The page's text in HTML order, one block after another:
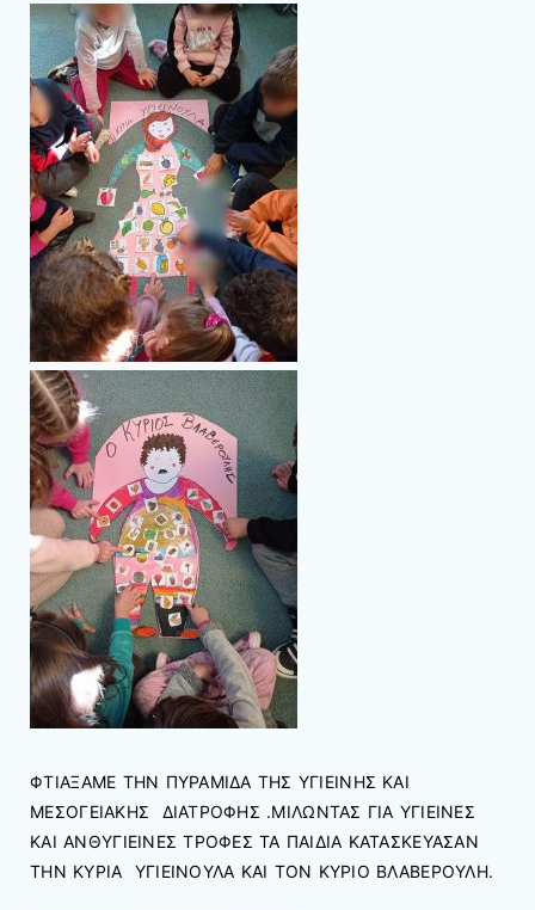
ΦΤΙΑΞΑΜΕ ΤΗΝ ΠΥΡΑΜΙΔΑ ΤΗΣ ΥΓΙΕΙΝΗΣ ΚΑΙ
ΜΕΣΟΓΕΙΑΚΗΣ ΔΙΑΤΡΟΦΗΣ .ΜΙΛΩΝΤΑΣ ΓΙΑ ΥΓΙΕΙΝΕΣ
ΚΑΙ ΑΝΘΥΓΙΕΙΝΕΣ ΤΡΟΦΕΣ ΤΑ ΠΑΙΔΙΑ ΚΑΤΑΣΚΕΥΑΣΑΝ
ΤΗΝ ΚΥΡΙΑ ΥΓΙΕΙΝΟΥΛΑ ΚΑΙ ΤΟΝ ΚΥΡΙΟ ΒΛΑΒΕΡΟΥΛΗ.